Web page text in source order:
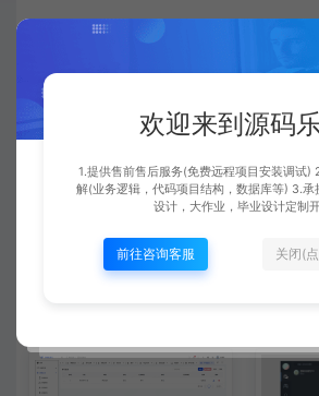
一般都是免费远程安装的，运行很简
了的。有通用的调试运行文档可以参考
欢迎来到源码
1.提供售前售后服务(免费远程项目安装调试)
解(业务逻辑，代码项目结构，数据库等) 3.承
设计，大作业，毕业设计定制
前往咨询客服 关闭(